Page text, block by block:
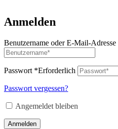
Anmelden
Benutzername oder E-Mail-Adresse
Passwort *Erforderlich
Passwort vergessen?
Angemeldet bleiben
Anmelden